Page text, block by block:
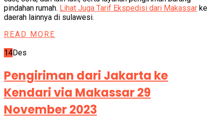
pindahan rumah. Lihat Juga Tarif Ekspedisi dari Makassar ke
daerah lainnya di sulawesi.
READ MORE
14Des
Pengiriman dari Jakarta ke
Kendari via Makassar 29
November 2023